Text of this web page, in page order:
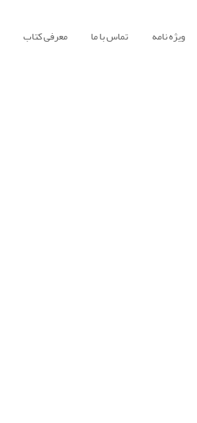
ویژه نامه تماس با ما معرفی کتاب